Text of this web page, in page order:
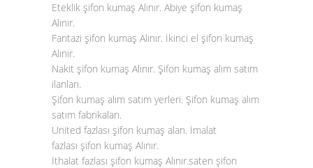
Eteklik şifon kumaş Alınır. Abiye şifon kumaş
Alınır.
Fantazi şifon kumaş Alınır. İkinci el şifon kumaş
Alınır.
Nakit şifon kumaş Alınır. Şifon kumaş alım satım
ilanları.
Şifon kumaş alım satım yerleri. Şifon kumaş alım
satım fabrikaları.
United fazlası şifon kumaş alan. İmalat
fazlası şifon kumaş Alınır.
İthalat fazlası şifon kumaş Alınır.saten şifon